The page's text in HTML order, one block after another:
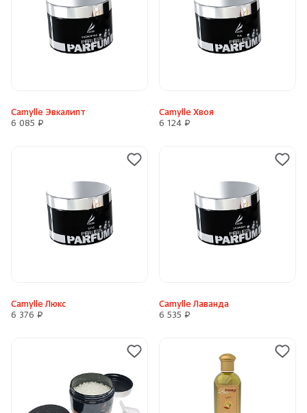
Camylle Эвкалипт
6 085 ₽
Camylle Хвоя
6 124 ₽
Camylle Люкс
6 376 ₽
Camylle Лаванда
6 535 ₽